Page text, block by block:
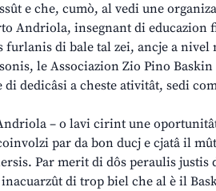
e che, cumò, al vedi une
Andriola, insegnant di educazion
di bale tal zei, ancje a nivel
le Associazion Zio Pino
dedicâsi a cheste ativitât, sedi
– o lavi cirint une
par da bon ducj e cjatâ il
Par merit di dôs peraulis justis
di trop biel che al è il